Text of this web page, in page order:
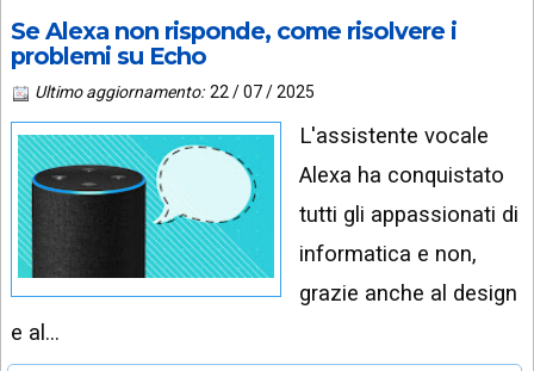
Se Alexa non risponde, come risolvere i
problemi su Echo
Ultimo aggiornamento: 22 / 07 / 2025
L'assistente vocale
Alexa ha conquistato
tutti gli appassionati di
informatica e non,
grazie anche al design
e al…